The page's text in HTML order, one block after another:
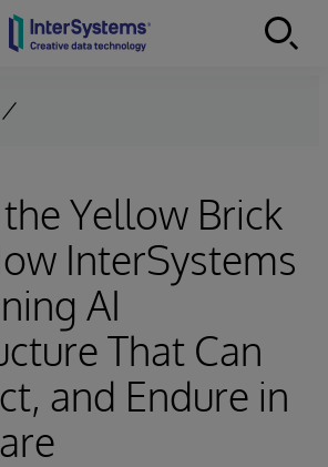
Yellow Brick
InterSystems
AI
That Can
and Endure in